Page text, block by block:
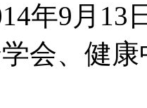
年9月
会、健